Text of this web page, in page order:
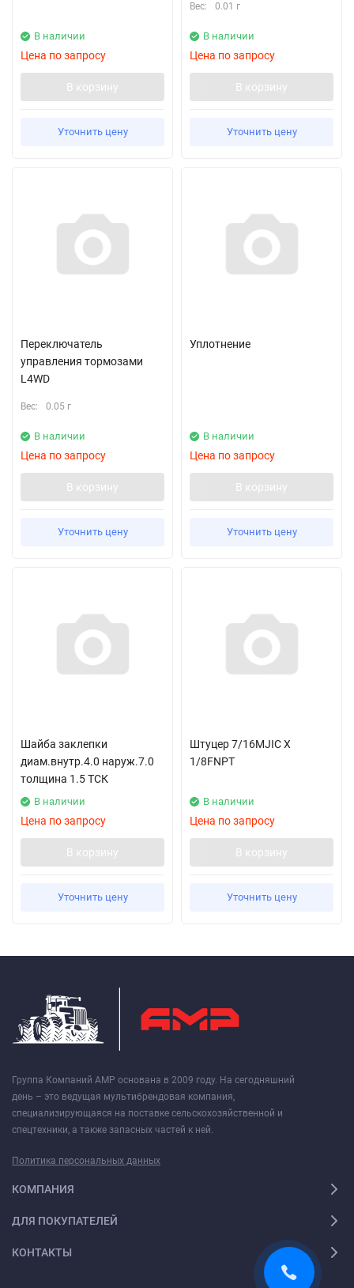
В наличии
Цена по запросу
В корзину
Уточнить цену
Вес: 0.01 г
В наличии
Цена по запросу
В корзину
Уточнить цену
Переключатель
управления тормозами
L4WD
Вес: 0.05 г
В наличии
Цена по запросу
В корзину
Уточнить цену
Уплотнение
В наличии
Цена по запросу
В корзину
Уточнить цену
Шайба заклепки
диам.внутр.4.0 наруж.7.0
толщина 1.5 ТСК
В наличии
Цена по запросу
В корзину
Уточнить цену
Штуцер 7/16MJIC X
1/8FNPT
В наличии
Цена по запросу
В корзину
Уточнить цену
Группа Компаний АМР основана в 2009 году. На сегодняшний
день – это ведущая мультибрендовая компания,
специализирующаяся на поставке сельскохозяйственной и
спецтехники, а также запасных частей к ней.
Политика персональных данных
КОМПАНИЯ
ДЛЯ ПОКУПАТЕЛЕЙ
КОНТАКТЫ